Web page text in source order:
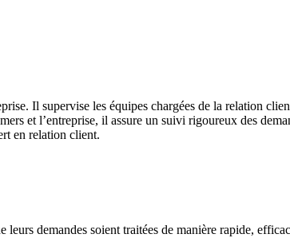
Il supervise les équipes chargées de la relation
et l’entreprise, il assure un suivi rigoureux des
en relation client.
demandes soient traitées de manière rapide,